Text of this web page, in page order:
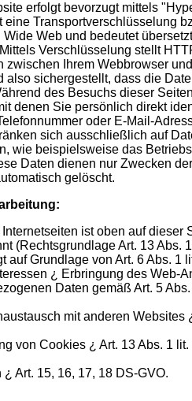
erfolgt bevorzugt mittels
Transportverschlüsselung
Web und bedeutet
Verschlüsselung stellt
zwischen Ihrem Webbrowser
also sichergestellt, dass die
des Besuchs dieser
denen Sie persönlich direkt
oder E-Mail-
sich ausschließlich auf
wie beispielsweise das
Daten dienen nur Zwecken
gelöscht.
ist oben auf dieser
(Rechtsgrundlage Art. 13 Abs.
auf Grundlage von Art. 6 Abs. 1
¿ Erbringung des Web-
Daten gemäß Art. 5
mit anderen Websites
von Cookies ¿ Art. 13 Abs. 1 lit.
Art. 15, 16, 17, 18 DS-GVO.